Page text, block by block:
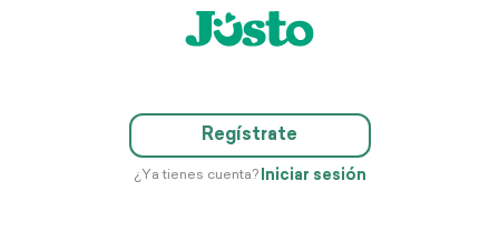
Regístrate
¿Ya tienes cuenta? Iniciar sesión